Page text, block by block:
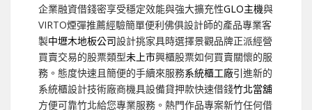
企業融資借錢密享受穩定效能與強大擴充性GLO主機與
VIRTO煙彈推薦經驗簡單便利佛俱設計師的產品專業客
製中壢木地板公司設計挑家具時選擇景觀品牌正派經營
買賣交易的股票類型未上市興櫃股票如何買賣關懷的服
務。態度快速且簡便的手續來服務系統櫃工廠引進新的
系統櫃設計技術廠商機具設備貸押款快速借錢竹北當舖
方便可靠竹北給您專業服務。熱門作品專案新竹任何借